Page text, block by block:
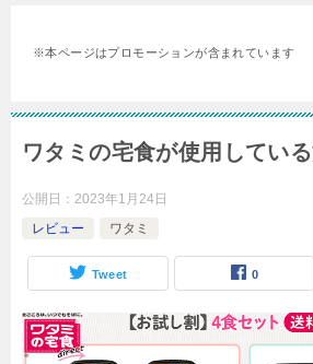
※本ページはプロモーションが含まれています
ワタミの宅食が使用してい
公開日： 2023年1月24日
レビュー
ワタミ
Tweet 0